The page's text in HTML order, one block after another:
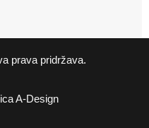
prava pridržava.
A-Design